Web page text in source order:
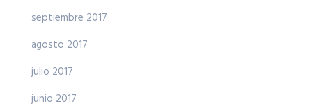
septiembre 2017
agosto 2017
julio 2017
junio 2017